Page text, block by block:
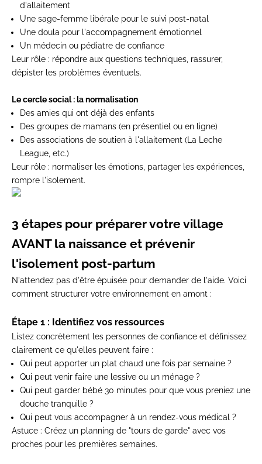
d'allaitement
Une sage-femme libérale pour le suivi post-natal
Une doula pour l'accompagnement émotionnel
Un médecin ou pédiatre de confiance
Leur rôle : répondre aux questions techniques, rassurer,
dépister les problèmes éventuels.
Le cercle social : la normalisation
Des amies qui ont déjà des enfants
Des groupes de mamans (en présentiel ou en ligne)
Des associations de soutien à l'allaitement (La Leche
League, etc.)
Leur rôle : normaliser les émotions, partager les expériences,
rompre l'isolement.
3 étapes pour préparer votre village
AVANT la naissance et prévenir
l'isolement post-partum
N'attendez pas d'être épuisée pour demander de l'aide. Voici
comment structurer votre environnement en amont :
Étape 1 : Identifiez vos ressources
Listez concrètement les personnes de confiance et définissez
clairement ce qu'elles peuvent faire :
Qui peut apporter un plat chaud une fois par semaine ?
Qui peut venir faire une lessive ou un ménage ?
Qui peut garder bébé 30 minutes pour que vous preniez une
douche tranquille ?
Qui peut vous accompagner à un rendez-vous médical ?
Astuce : Créez un planning de "tours de garde" avec vos
proches pour les premières semaines.